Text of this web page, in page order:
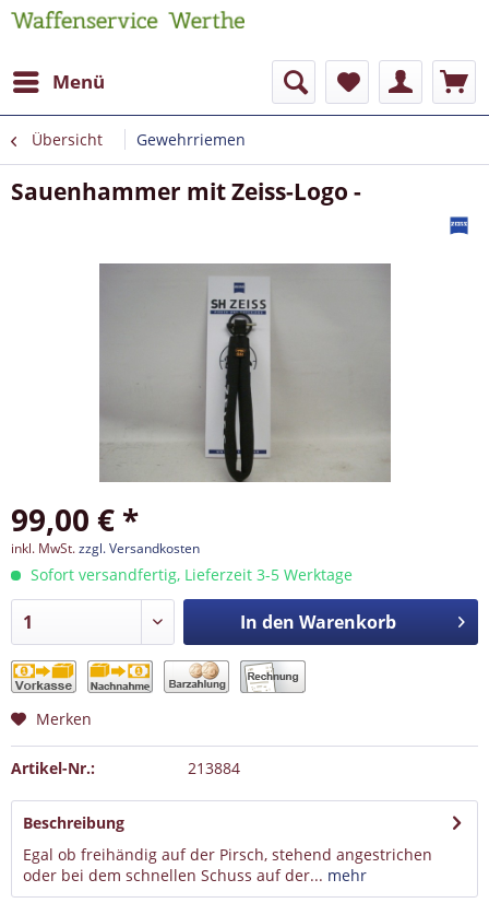
Menü
Übersicht Gewehrriemen
Sauenhammer mit Zeiss-Logo -
99,00 € *
inkl. MwSt.zzgl. Versandkosten
Sofort versandfertig, Lieferzeit 3-5 Werktage
In den Warenkorb
Merken
Artikel-Nr.: 213884
Beschreibung
Egal ob freihändig auf der Pirsch, stehend angestrichen
oder bei dem schnellen Schuss auf der... mehr